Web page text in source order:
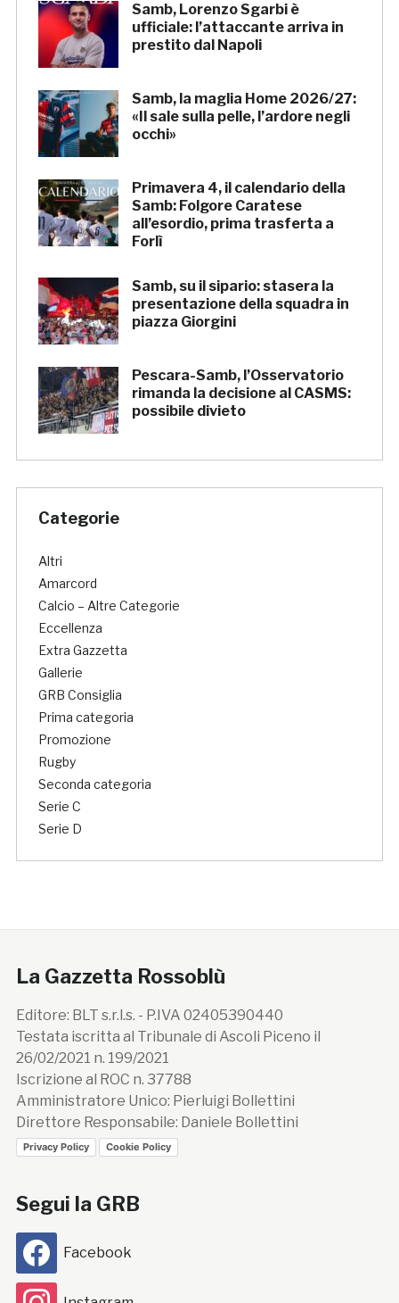
Samb, Lorenzo Sgarbi è
ufficiale: l’attaccante arriva in
prestito dal Napoli
Samb, la maglia Home 2026/27:
«Il sale sulla pelle, l’ardore negli
occhi»
Primavera 4, il calendario della
Samb: Folgore Caratese
all’esordio, prima trasferta a
Forlì
Samb, su il sipario: stasera la
presentazione della squadra in
piazza Giorgini
Pescara-Samb, l’Osservatorio
rimanda la decisione al CASMS:
possibile divieto
Categorie
Altri
Amarcord
Calcio – Altre Categorie
Eccellenza
Extra Gazzetta
Gallerie
GRB Consiglia
Prima categoria
Promozione
Rugby
Seconda categoria
Serie C
Serie D
La Gazzetta Rossoblù
Editore: BLT s.r.l.s. - P.IVA 02405390440
Testata iscritta al Tribunale di Ascoli Piceno il
26/02/2021 n. 199/2021
Iscrizione al ROC n. 37788
Amministratore Unico: Pierluigi Bollettini
Direttore Responsabile: Daniele Bollettini
Privacy Policy Cookie Policy
Segui la GRB
Facebook